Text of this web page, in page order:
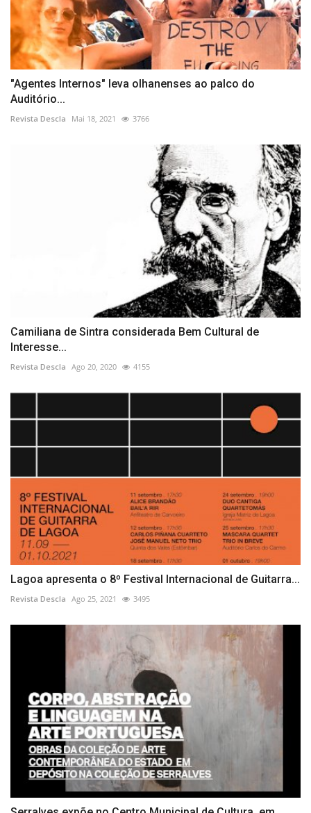
"Agentes Internos" leva olhanenses ao palco do
Auditório...
Revista Descla Mai 18, 2021 3766
Camiliana de Sintra considerada Bem Cultural de
Interesse...
Revista Descla Ago 20, 2020 4155
Lagoa apresenta o 8º Festival Internacional de Guitarra...
Revista Descla Ago 25, 2021 3495